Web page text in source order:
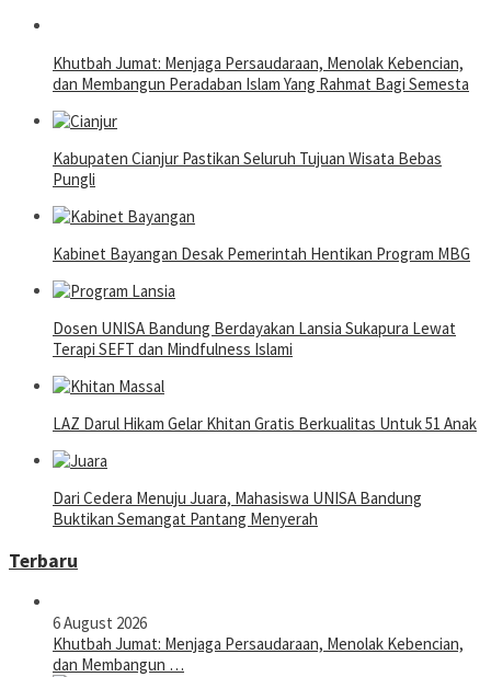
Khutbah Jumat: Menjaga Persaudaraan, Menolak Kebencian,
dan Membangun Peradaban Islam Yang Rahmat Bagi Semesta
Kabupaten Cianjur Pastikan Seluruh Tujuan Wisata Bebas
Pungli
Kabinet Bayangan Desak Pemerintah Hentikan Program MBG
Dosen UNISA Bandung Berdayakan Lansia Sukapura Lewat
Terapi SEFT dan Mindfulness Islami
LAZ Darul Hikam Gelar Khitan Gratis Berkualitas Untuk 51 Anak
Dari Cedera Menuju Juara, Mahasiswa UNISA Bandung
Buktikan Semangat Pantang Menyerah
Terbaru
6 August 2026
Khutbah Jumat: Menjaga Persaudaraan, Menolak Kebencian,
dan Membangun …